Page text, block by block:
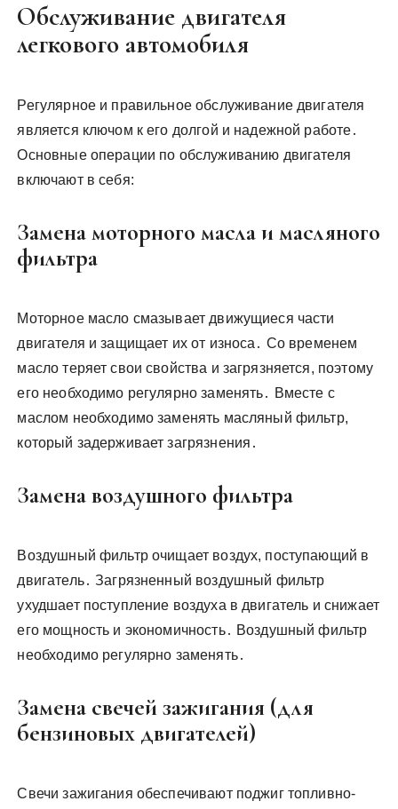
Обслуживание двигателя
легкового автомобиля
Регулярное и правильное обслуживание двигателя
является ключом к его долгой и надежной работе․
Основные операции по обслуживанию двигателя
включают в себя:
Замена моторного масла и масляного
фильтра
Моторное масло смазывает движущиеся части
двигателя и защищает их от износа․ Со временем
масло теряет свои свойства и загрязняется, поэтому
его необходимо регулярно заменять․ Вместе с
маслом необходимо заменять масляный фильтр,
который задерживает загрязнения․
Замена воздушного фильтра
Воздушный фильтр очищает воздух, поступающий в
двигатель․ Загрязненный воздушный фильтр
ухудшает поступление воздуха в двигатель и снижает
его мощность и экономичность․ Воздушный фильтр
необходимо регулярно заменять․
Замена свечей зажигания (для
бензиновых двигателей)
Свечи зажигания обеспечивают поджиг топливно-